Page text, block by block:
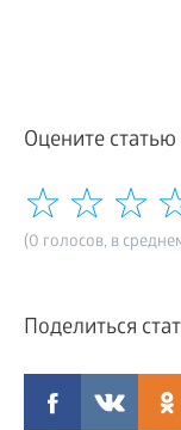
Оцените статью
(0 голосов, в
Поделиться